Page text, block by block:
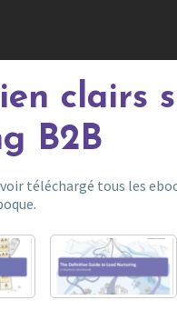
clairs
B2B
téléchargé tous les